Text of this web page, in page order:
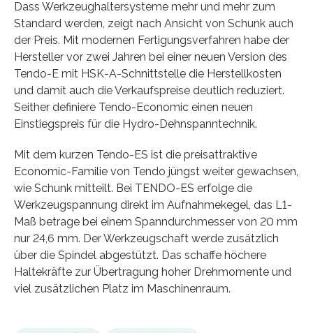
Dass Werkzeughaltersysteme mehr und mehr zum
Standard werden, zeigt nach Ansicht von Schunk auch
der Preis. Mit modernen Fertigungsverfahren habe der
Hersteller vor zwei Jahren bei einer neuen Version des
Tendo-E mit HSK-A-Schnittstelle die Herstellkosten
und damit auch die Verkaufspreise deutlich reduziert.
Seither definiere Tendo-Economic einen neuen
Einstiegspreis für die Hydro-Dehnspanntechnik.
Mit dem kurzen Tendo-ES ist die preisattraktive
Economic-Familie von Tendo jüngst weiter gewachsen,
wie Schunk mitteilt. Bei TENDO-ES erfolge die
Werkzeugspannung direkt im Aufnahmekegel, das L1-
Maß betrage bei einem Spanndurchmesser von 20 mm
nur 24,6 mm. Der Werkzeugschaft werde zusätzlich
über die Spindel abgestützt. Das schaffe höchere
Haltekräfte zur Übertragung hoher Drehmomente und
viel zusätzlichen Platz im Maschinenraum.